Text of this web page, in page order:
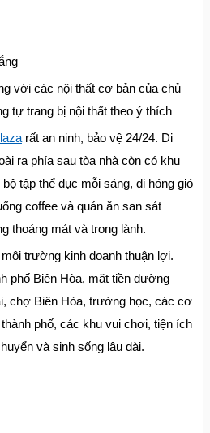
với các nội thất cơ bản của chủ
tự trang bị nội thất theo ý thích
rất an ninh, bảo vệ 24/24. Di
ra phía sau tòa nhà còn có khu
tập thể dục mỗi sáng, đi hóng gió
coffee và quán ăn san sát
thoáng mát và trong lành.
trường kinh doanh thuận lợi.
phố Biên Hòa, mặt tiền đường
chợ Biên Hòa, trường học, các cơ
phố, các khu vui chơi, tiện ích
và sinh sống lâu dài.